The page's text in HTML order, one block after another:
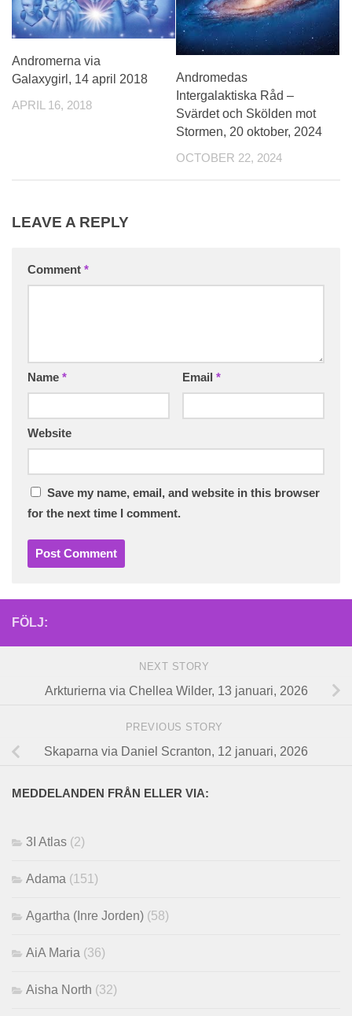
Andromerna via
Galaxygirl, 14 april 2018
APRIL 16, 2018
Andromedas
Intergalaktiska Råd –
Svärdet och Skölden mot
Stormen, 20 oktober, 2024
OCTOBER 22, 2024
LEAVE A REPLY
Comment *
Name * Email *
Website
Save my name, email, and website in this browser
for the next time I comment.
FÖLJ:
NEXT STORY
Arkturierna via Chellea Wilder, 13 januari, 2026
PREVIOUS STORY
Skaparna via Daniel Scranton, 12 januari, 2026
MEDDELANDEN FRÅN ELLER VIA:
3I Atlas (2)
Adama (151)
Agartha (Inre Jorden) (58)
AiA Maria (36)
Aisha North (32)